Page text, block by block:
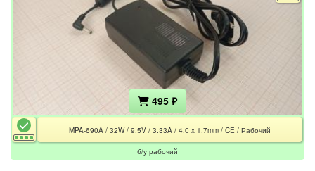
495 ₽
MPA-690A / 32W / 9.5V / 3.33A / 4.0 x 1.7mm / CE / Рабочий
б/у рабочий